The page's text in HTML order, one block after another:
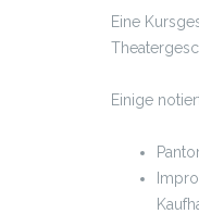
Eine
Einige